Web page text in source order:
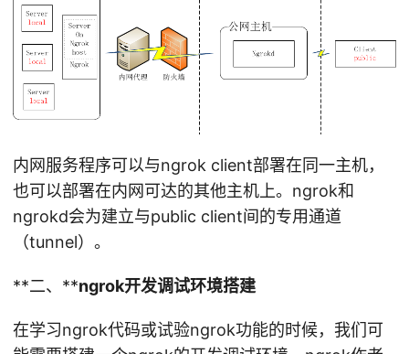
内网服务程序可以与ngrok client部署在同一主机，
也可以部署在内网可达的其他主机上。ngrok和
ngrokd会为建立与public client间的专用通道
（tunnel）。
**二、**ngrok开发调试环境搭建
在学习ngrok代码或试验ngrok功能的时候，我们可